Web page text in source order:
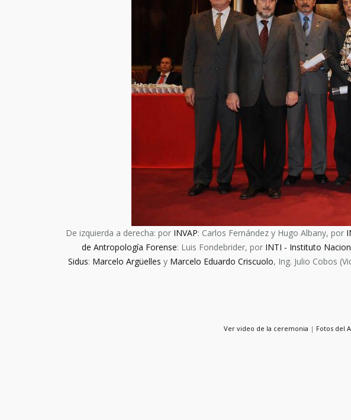
De izquierda a derecha: por INVAP: Carlos Fernández y Hugo Albany, por
de Antropología Forense: Luis Fondebrider, por INTI - Instituto
Sidus: Marcelo Argüelles y Marcelo Eduardo Criscuolo, Ing. Julio Cobos
Ver video de la ceremonia | Fotos del